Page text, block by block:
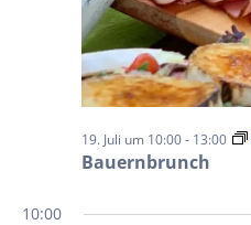
Bauernbrunch
19. Juli um 10:00- 13:00
10:00